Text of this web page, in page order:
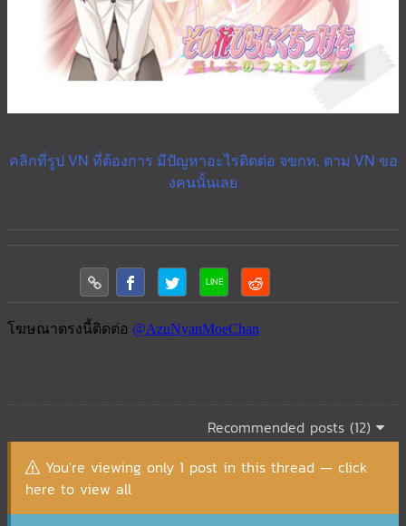
คลิกที่รูป VN ที่ต้องการ มีปัญหาอะไรติดต่อ จขกท. ตาม VN ขอ
งคนนั้นเลย
Recommended posts (12)
You're viewing only 1 post in this thread — click
here to view all